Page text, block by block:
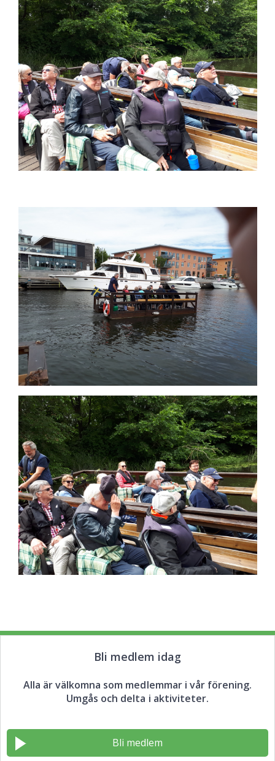
Bli medlem idag
Alla är välkomna som medlemmar i vår förening.
Umgås och delta i aktiviteter.
Bli medlem